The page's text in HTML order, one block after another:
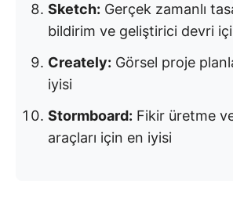
Sketch: Gerçek zamanlı
bildirim ve geliştirici devri
Creately: Görsel proje
iyisi
Stormboard: Fikir üretme
araçları için en iyisi